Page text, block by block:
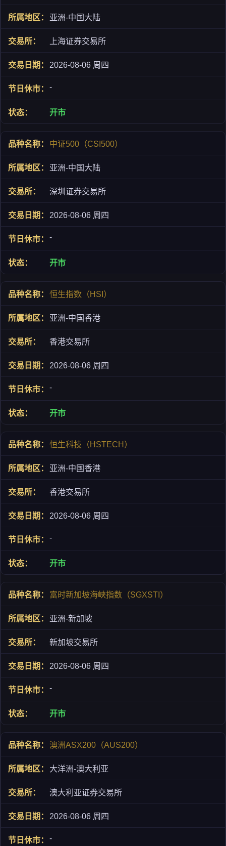
亚洲-中国大陆
上海证券交易所
2026-08-06 周四
-
开市
中证500（CSI500）
亚洲-中国大陆
深圳证券交易所
2026-08-06 周四
-
开市
恒生指数（HSI）
亚洲-中国香港
香港交易所
2026-08-06 周四
-
开市
恒生科技（HSTECH）
亚洲-中国香港
香港交易所
2026-08-06 周四
-
开市
富时新加坡海峡指数（SGXSTI）
亚洲-新加坡
新加坡交易所
2026-08-06 周四
-
开市
澳洲ASX200（AUS200）
大洋洲-澳大利亚
澳大利亚证券交易所
2026-08-06 周四
-